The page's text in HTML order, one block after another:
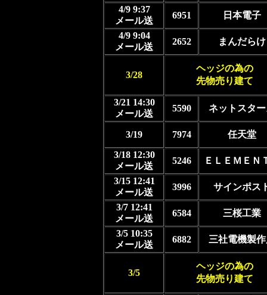
4/9 9:37
メール送
6951
日本電子
4/9 9:04
メール送
2652 まんだらけ
3/28
ヘッジの為の
先物売り建て
3/21 14:30
メール送
5590 ネットスタ
3/19 7974
任天堂
3/18 12:30
メール送
5246
ＥＬＥＭＥＮ
3/15 12:41
メール送
3996
サインポス
3/7 12:41
メール送
6584
三桜工業
3/5 10:35
メール送
6882 三社電機製
3/5
ヘッジの為の
先物売り建て